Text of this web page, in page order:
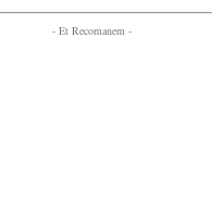
- Et Recomanem -